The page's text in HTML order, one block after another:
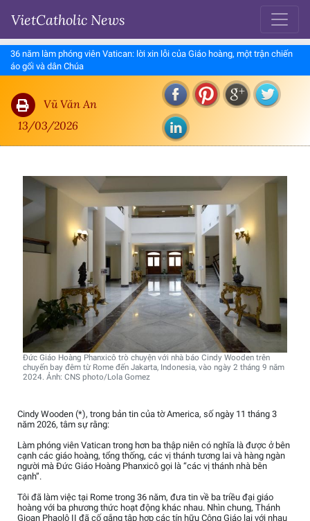
VietCatholic News
36 năm làm phóng viên Vatican: lời xin lỗi của Giáo hoàng, một trận chiến
áo gối và dân Chúa
Vũ Văn An
13/03/2026
Đức Giáo Hoàng Phanxicô trò chuyện với nhà báo Cindy Wooden trên
chuyến bay đêm từ Rome đến Jakarta, Indonesia, vào ngày 2 tháng 9 năm
2024. Ảnh: CNS photo/Lola Gomez
Cindy Wooden (*), trong bản tin của tờ America, số ngày 11 tháng 3
năm 2026, tâm sự rằng:
Làm phóng viên Vatican trong hơn ba thập niên có nghĩa là được ở bên
cạnh các giáo hoàng, tổng thống, các vị thánh tương lai và hàng ngàn
người mà Đức Giáo Hoàng Phanxicô gọi là “các vị thánh nhà bên
cạnh”.
Tôi đã làm việc tại Rome trong 36 năm, đưa tin về ba triều đại giáo
hoàng với ba phương thức hoạt động khác nhau. Nhìn chung, Thánh
Gioan Phaolô II đã cố gắng tập hợp các tín hữu Công Giáo lại với nhau